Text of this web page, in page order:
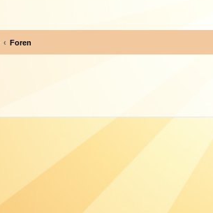
Foren